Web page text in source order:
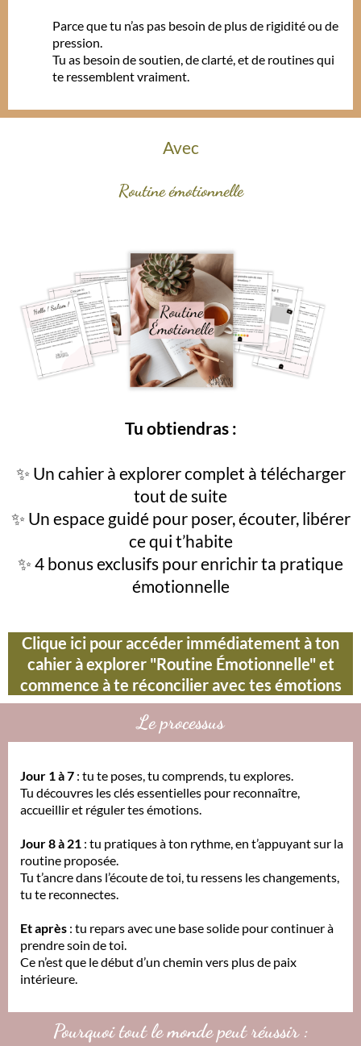
Parce que tu n’as pas besoin de plus de rigidité ou de
pression.
Tu as besoin de soutien, de clarté, et de routines qui
te ressemblent vraiment.
Avec
Routine émotionnelle
Tu obtiendras :
✨ Un cahier à explorer complet à télécharger
tout de suite
✨ Un espace guidé pour poser, écouter, libérer
ce qui t’habite
✨ 4 bonus exclusifs pour enrichir ta pratique
émotionnelle
Clique ici pour accéder immédiatement à ton
cahier à explorer "Routine Émotionnelle" et
commence à te réconcilier avec tes émotions
Le processus
Jour 1 à 7 : tu te poses, tu comprends, tu explores.
Tu découvres les clés essentielles pour reconnaître,
accueillir et réguler tes émotions.
Jour 8 à 21 : tu pratiques à ton rythme, en t’appuyant sur la
routine proposée.
Tu t’ancre dans l’écoute de toi, tu ressens les changements,
tu te reconnectes.
Et après : tu repars avec une base solide pour continuer à
prendre soin de toi.
Ce n’est que le début d’un chemin vers plus de paix
intérieure.
Pourquoi tout le monde peut réussir :